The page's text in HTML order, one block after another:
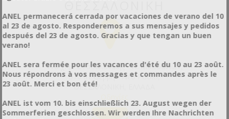
ΘΕΣΣΑΛΟΝΊΚΗ
17ο χλμ. Θεσσαλονίκης - Ν. Μουδανιών,
570 01 Θέρμη - Νέο Ρύσιο,
ΘΕΣΣΑΛΟΝΙΚΗ, ΕΛΛΑΔΑ
ANEL permanecerá cerrada por vacaciones de verano del 10
al 23 de agosto. Responderemos a sus mensajes y pedidos
después del 23 de agosto. Gracias y que tengan un buen
verano!
ANEL sera fermée pour les vacances d'été du 10 au 23 août.
Nous répondrons à vos messages et commandes après le
23 août. Merci et bon été!
ANEL ist vom 10. bis einschließlich 23. August wegen der
Sommerferien geschlossen. Wir werden Ihre Nachrichten